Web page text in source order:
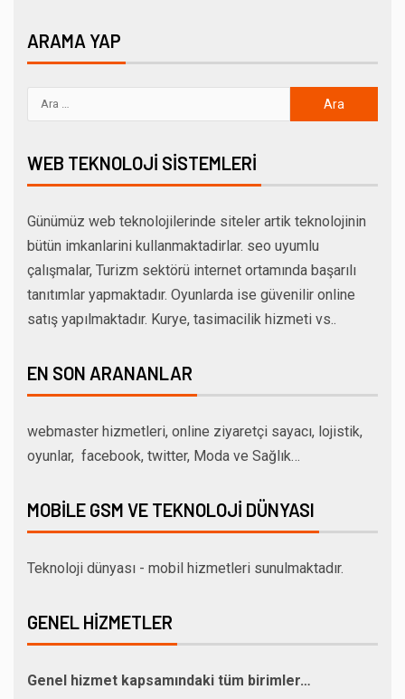
ARAMA YAP
WEB TEKNOLOJI SISTEMLERI
Günümüz web teknolojilerinde siteler artik teknolojinin
bütün imkanlarini kullanmaktadirlar. seo uyumlu
çalışmalar, Turizm sektörü internet ortamında başarılı
tanıtımlar yapmaktadır. Oyunlarda ise güvenilir online
satış yapılmaktadır. Kurye, tasimacilik hizmeti vs..
EN SON ARANANLAR
webmaster hizmetleri, online ziyaretçi sayacı, lojistik,
oyunlar, facebook, twitter, Moda ve Sağlık…
MOBILE GSM VE TEKNOLOJI DÜNYASI
Teknoloji dünyası - mobil hizmetleri sunulmaktadır.
GENEL HIZMETLER
Genel hizmet kapsamındaki tüm birimler…